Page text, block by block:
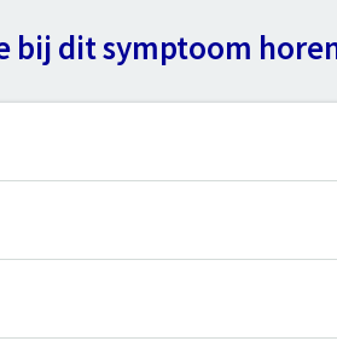
bij dit symptoom